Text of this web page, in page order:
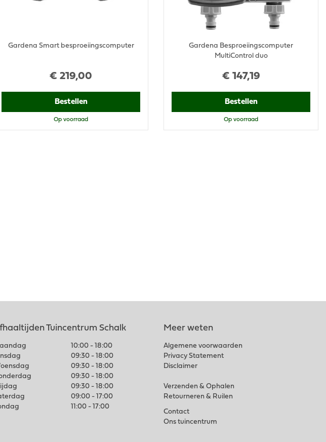
€ 219,00
Gardena Smart besproeiingscomputer
Bestellen
Op voorraad
€ 147,19
Gardena Besproeiingscomputer
MultiControl duo
Bestellen
Op voorraad
Tuincentrum Schalk
10:00 - 18:00
09:30 - 18:00
09:30 - 18:00
09:30 - 18:00
09:30 - 18:00
09:00 - 17:00
11:00 - 17:00
Meer weten
Algemene voorwaarden
Privacy Statement
Disclaimer
Verzenden & Ophalen
Retourneren & Ruilen
Contact
Ons tuincentrum